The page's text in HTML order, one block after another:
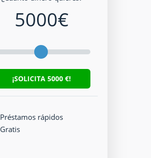
5000€
¡SOLICITA 5000 €!
Préstamos rápidos
Gratis